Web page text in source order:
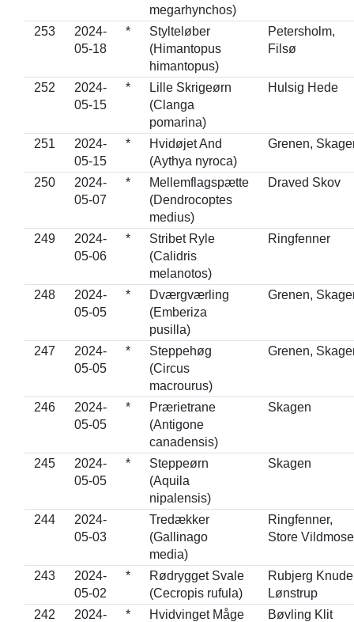
megarhynchos)
253
2024-
05-18
*
Stylteløber
(Himantopus
himantopus)
Petersholm,
Filsø
252
2024-
05-15
*
Lille Skrigeørn
(Clanga
pomarina)
Hulsig Hede
251
2024-
05-15
*
Hvidøjet And
(Aythya nyroca)
Grenen,
250
2024-
05-07
*
Mellemflagspætte
(Dendrocoptes
medius)
Draved Skov
249
2024-
05-06
*
Stribet Ryle
(Calidris
melanotos)
Ringfenner
248
2024-
05-05
*
Dværgværling
(Emberiza
pusilla)
Grenen,
247
2024-
05-05
*
Steppehøg
(Circus
macrourus)
Grenen,
246
2024-
05-05
*
Prærietrane
(Antigone
canadensis)
Skagen
245
2024-
05-05
*
Steppeørn
(Aquila
nipalensis)
Skagen
244
2024-
05-03
Tredækker
(Gallinago
media)
Ringfenner,
Store Vildmose
243
2024-
05-02
*
Rødrygget Svale
(Cecropis rufula)
Rubjerg
Lønstrup
242
2024- * Hvidvinget Måge Bøvling Klit